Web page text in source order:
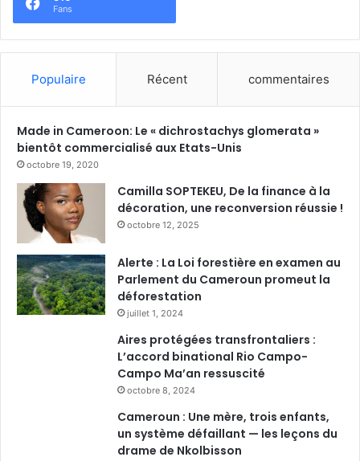
Fans
Populaire Récent commentaires
Made in Cameroon: Le « dichrostachys glomerata »
bientôt commercialisé aux Etats-Unis
octobre 19, 2020
Camilla SOPTEKEU, De la finance à la
décoration, une reconversion réussie !
octobre 12, 2025
Alerte : La Loi forestière en examen au
Parlement du Cameroun promeut la
déforestation
juillet 1, 2024
Aires protégées transfrontaliers :
L’accord binational Rio Campo-
Campo Ma’an ressuscité
octobre 8, 2024
Cameroun : Une mère, trois enfants,
un système défaillant — les leçons du
drame de Nkolbisson